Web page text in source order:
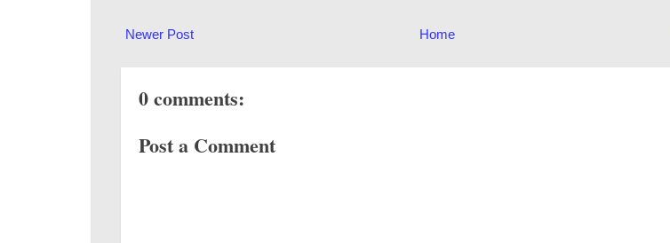
Newer Post Home
0 comments:
Post a Comment